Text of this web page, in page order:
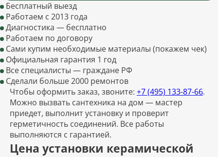
Бесплатный выезд
Работаем с 2013 года
Диагностика — бесплатно
Работаем по договору
Сами купим необходимые материалы (покажем чек)
Официальная гарантия 1 год
Все специалисты — граждане РФ
Сделали больше 2000 ремонтов
Чтобы оформить заказ, звоните: +7 (495) 133-87-66.
Можно вызвать сантехника на дом — мастер
приедет, выполнит установку и проверит
герметичность соединений. Все работы
выполняются с гарантией.
Цена установки керамической